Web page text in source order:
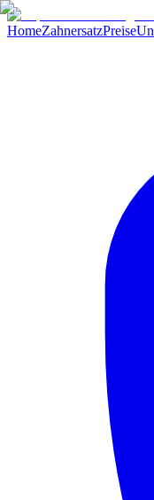
HomeZahnersatzPreise